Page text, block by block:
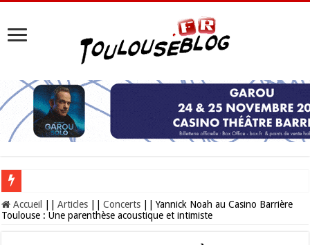
Les Nocturnes de la Cité de l’espace 2026 : l’événement incontournable de
Accueil Articles Concerts
Yannick Noah au Casino Barrière
Toulouse : Une parenthèse acoustique et intimiste